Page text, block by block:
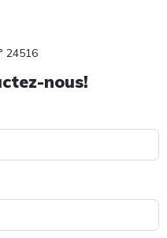
24516
nous!